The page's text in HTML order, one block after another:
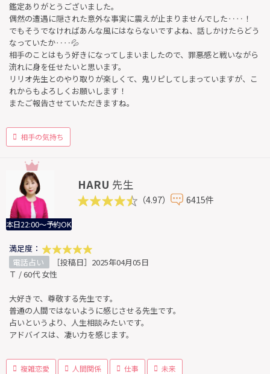
鑑定ありがとうございました。
偶然の遭遇に隠された意外な事実に震えが止まりませんでした‥‥！
でもそうでなければあんな風にはならないですよね、話しかけたらどう
なっていたか‥‥💦
相手のことはもう好きになってしまいましたので、罪悪感と戦いながら
流れに身を任せたいと思います。
リリオ先生とのやり取りが楽しくて、鬼リピしてしまっていますが、こ
れからもよろしくお願いします！
またご報告させていただきますね。
相手の気持ち
本日22:00～予約OK
HARU 先生
（4.97） 6415件
満足度：
電話占い
［投稿日］2025年04月05日
Ｔ / 60代 女性
大好きで、尊敬する先生です。
普通の人間ではないように感じさせる先生です。
占いというより、人生相談みたいです。
アドバイスは、凄い力を感じます。
複雑恋愛 人間関係 仕事 未来